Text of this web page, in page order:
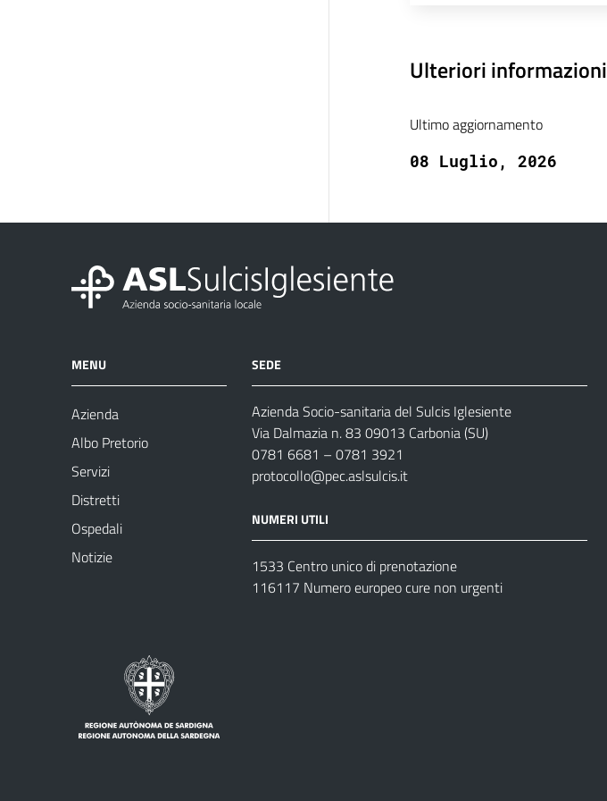
Ulteriori informazioni
Ultimo aggiornamento
08 Luglio, 2026
MENU
Azienda
Albo Pretorio
Servizi
Distretti
Ospedali
Notizie
SEDE
Azienda Socio-sanitaria del Sulcis Iglesiente
Via Dalmazia n. 83 09013 Carbonia (SU)
0781 6681 – 0781 3921
protocollo@pec.aslsulcis.it
NUMERI UTILI
1533 Centro unico di prenotazione
116117 Numero europeo cure non urgenti